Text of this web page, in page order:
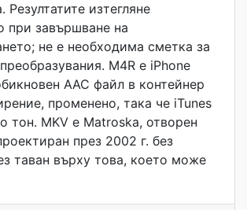
Резултатите изтегляне
при завършване на
не е необходима сметка за
M4R е iPhone
AAC файл в контейнер
променено, така че iTunes
тон. MKV е Matroska, отворен
през 2002 г. без
таван върху това, което може